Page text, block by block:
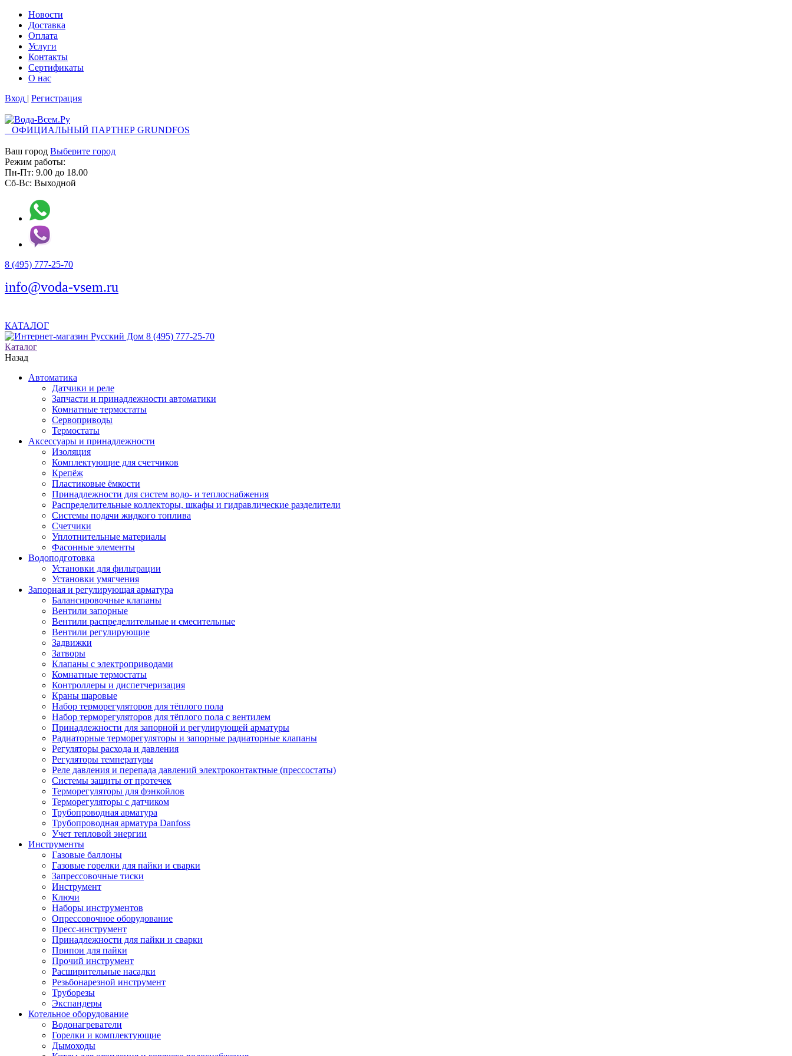
Новости
Доставка
Оплата
Услуги
Контакты
Cертификаты
О нас
Вход | Регистрация
ОФИЦИАЛЬНЫЙ ПАРТНЕР GRUNDFOS
Ваш город Выберите город
Режим работы:
Пн-Пт: 9.00 до 18.00
Сб-Вс: Выходной
8 (495) 777-25-70
info@voda-vsem.ru
КАТАЛОГ
8 (495) 777-25-70
Каталог
Назад
Автоматика
Датчики и реле
Запчасти и принадлежности автоматики
Комнатные термостаты
Сервоприводы
Термостаты
Аксессуары и принадлежности
Изоляция
Комплектующие для счетчиков
Крепёж
Пластиковые ёмкости
Принадлежности для систем водо- и теплоснабжения
Распределительные коллекторы, шкафы и гидравлические разделители
Системы подачи жидкого топлива
Счетчики
Уплотнительные материалы
Фасонные элементы
Водоподготовка
Установки для фильтрации
Установки умягчения
Запорная и регулирующая арматура
Балансировочные клапаны
Вентили запорные
Вентили распределительные и смесительные
Вентили регулирующие
Задвижки
Затворы
Клапаны с электроприводами
Комнатные термостаты
Контроллеры и диспетчеризация
Краны шаровые
Набор терморегуляторов для тёплого пола
Набор терморегуляторов для тёплого пола с вентилем
Принадлежности для запорной и регулирующей арматуры
Радиаторные терморегуляторы и запорные радиаторные клапаны
Регуляторы расхода и давления
Регуляторы температуры
Реле давления и перепада давлений электроконтактные (прессостаты)
Системы защиты от протечек
Терморегуляторы для фэнкойлов
Терморегуляторы с датчиком
Трубопроводная арматура
Трубопроводная арматура Danfoss
Учет тепловой энергии
Инструменты
Газовые баллоны
Газовые горелки для пайки и сварки
Запрессовочные тиски
Инструмент
Ключи
Наборы инструментов
Опрессовочное оборудование
Пресс-инструмент
Принадлежности для пайки и сварки
Припои для пайки
Прочий инструмент
Расширительные насадки
Резьбонарезной инструмент
Труборезы
Экспандеры
Котельное оборудование
Водонагреватели
Горелки и комплектующие
Дымоходы